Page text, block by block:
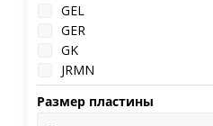
GEL
GER
GK
JRMN
JSMN
KTP
Размер пластины